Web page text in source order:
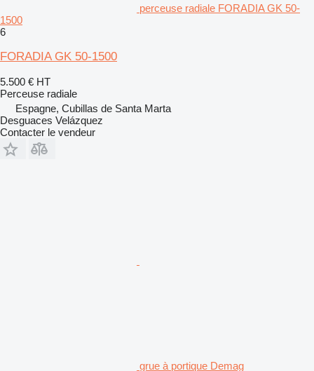
perceuse radiale FORADIA GK 50-
1500
6
FORADIA GK 50-1500
5.500 € HT
Perceuse radiale
Espagne, Cubillas de Santa Marta
Desguaces Velázquez
Contacter le vendeur
grue à portique Demag